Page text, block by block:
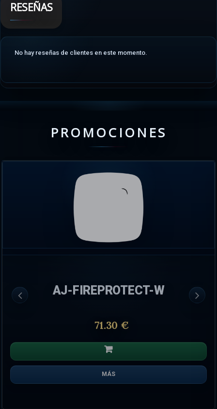
RESEÑAS
No hay reseñas de clientes en este momento.
PROMOCIONES
AJ-FIREPROTECT-W
71.30 €
MÁS